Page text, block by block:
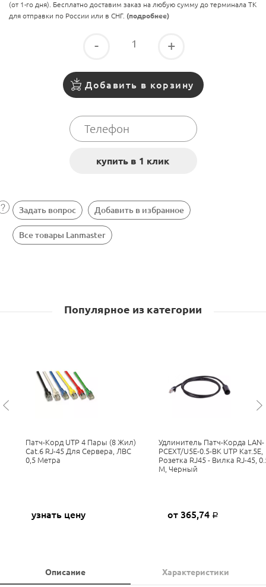
(от 1-го дня). Бесплатно доставим заказ на любую сумму до терминала ТК
для отправки по России или в СНГ. (подробнее)
- +
Добавить в корзину
Задать вопрос Добавить в избранное
Все товары Lanmaster
Популярное из категории
Патч-Корд UTP 4 Пары (8 Жил)
Cat.6 RJ-45 Для Сервера, ЛВС
0,5 Метра
узнать цену
Удлинитель Патч-Корда LAN-
PCEXT/U5E-0.5-BK UTP Кат.5E,
Розетка RJ45 - Вилка RJ-45,
М, Черный
от 365,74 Р
Описание Характеристики